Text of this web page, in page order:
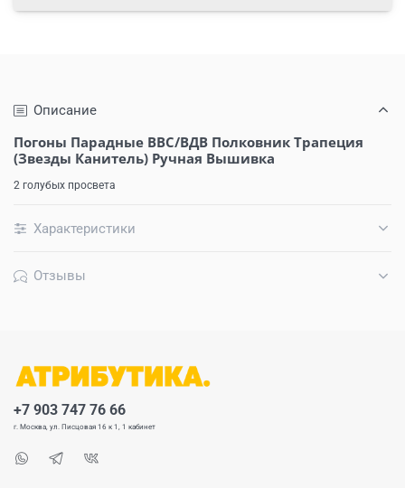
Описание
Погоны Парадные ВВС/ВДВ Полковник Трапеция
(Звезды Канитель) Ручная Вышивка
2 голубых просвета
Характеристики
Отзывы
+7 903 747 76 66
г. Москва, ул. Писцовая 16 к 1, 1 кабинет